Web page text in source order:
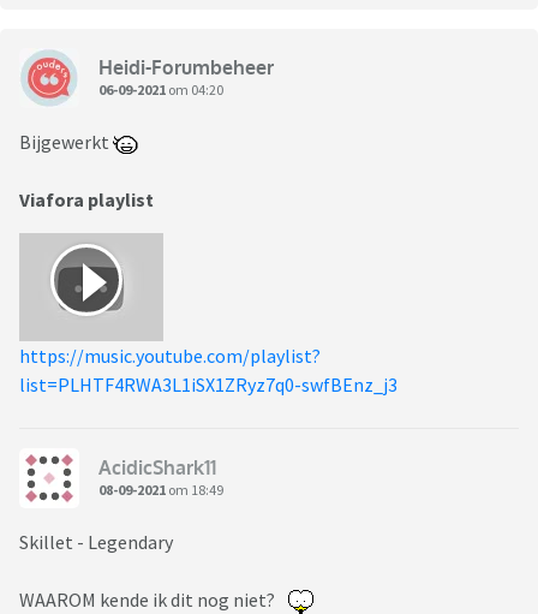
Heidi-Forumbeheer
06-09-2021 om 04:20
Bijgewerkt
Viafora playlist
https://music.youtube.com/playlist?
list=PLHTF4RWA3L1iSX1ZRyz7q0-swfBEnz_j3
AcidicShark11
08-09-2021 om 18:49
Skillet - Legendary
WAAROM kende ik dit nog niet?